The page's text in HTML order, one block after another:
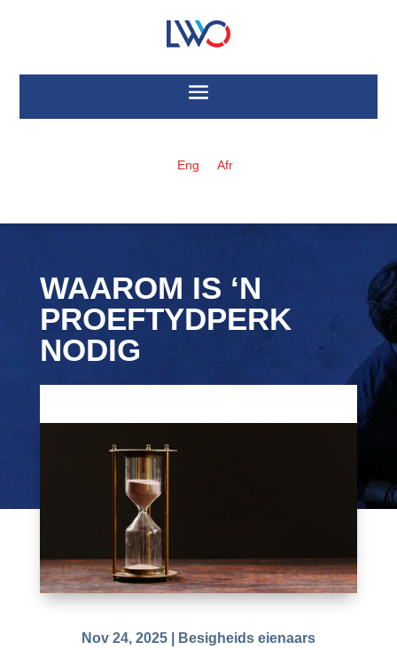
Eng Afr
WAAROM IS ‘N
PROEFTYDPERK
NODIG
Nov 24, 2025|
Besigheids eienaars